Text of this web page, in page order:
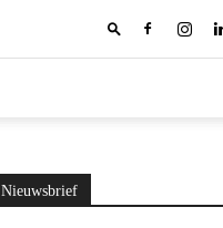
Nieuwsbrief